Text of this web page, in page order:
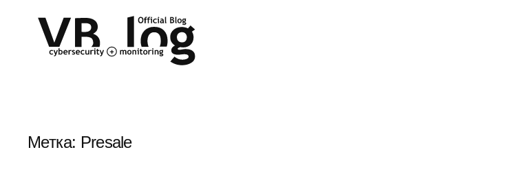
Метка: Presale